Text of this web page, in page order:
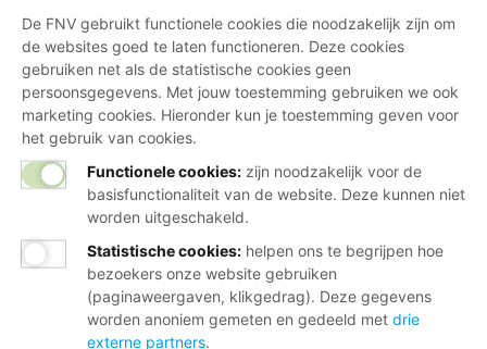
De FNV gebruikt functionele cookies die noodzakelijk zijn om
de websites goed te laten functioneren. Deze cookies
gebruiken net als de statistische cookies geen
persoonsgegevens. Met jouw toestemming gebruiken we ook
marketing cookies. Hieronder kun je toestemming geven voor
het gebruik van cookies.
Functionele cookies: zijn noodzakelijk voor de
basisfunctionaliteit van de website. Deze kunnen niet
worden uitgeschakeld.
Statistische cookies: helpen ons te begrijpen hoe
bezoekers onze website gebruiken
(paginaweergaven, klikgedrag). Deze gegevens
worden anoniem gemeten en gedeeld met drie
externe partners.